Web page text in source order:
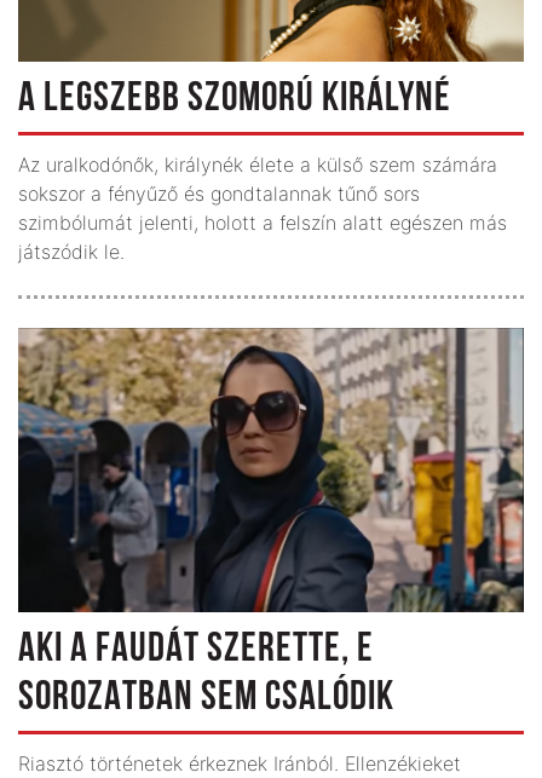
A LEGSZEBB SZOMORÚ KIRÁLYNÉ
Az uralkodónők, királynék élete a külső szem számára
sokszor a fényűző és gondtalannak tűnő sors
szimbólumát jelenti, holott a felszín alatt egészen más
játszódik le.
AKI A FAUDÁT SZERETTE, E
SOROZATBAN SEM CSALÓDIK
Riasztó történetek érkeznek Iránból. Ellenzékieket